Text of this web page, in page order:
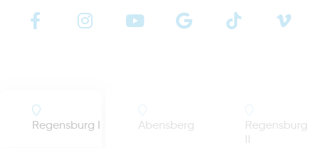
Regensburg I Abensberg
Regensburg